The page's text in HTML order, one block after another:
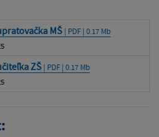
MŠ | PDF | 0.17 Mb
ZŠ | PDF | 0.17 Mb